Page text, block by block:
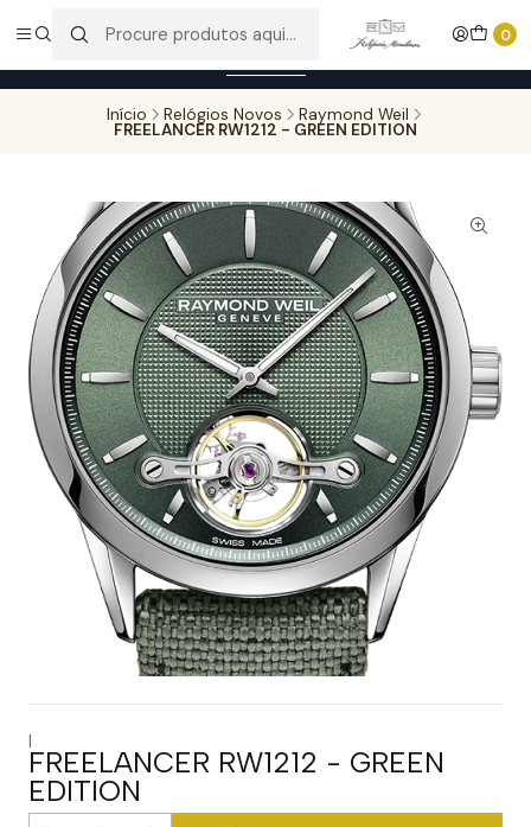
0
Entregas gratuitas para compras superiores a 100,00€ - Todas as
encomendas serão sujeitas a confirmação de stock.
Início Relógios Novos Raymond Weil
FREELANCER RW1212 - GREEN EDITION
|
FREELANCER RW1212 - GREEN
EDITION